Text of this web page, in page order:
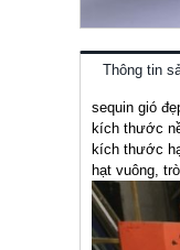
Thông tin
sequin gió
kích thước
kích thước
hạt vuông,